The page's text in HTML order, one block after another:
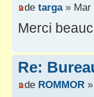
de targa» Mar
Merci
Re:
de ROMMOR